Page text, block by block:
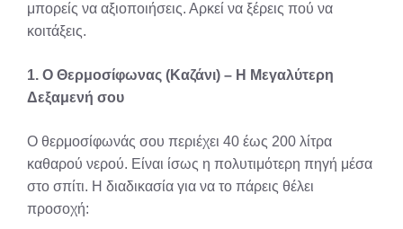
μπορείς να αξιοποιήσεις. Αρκεί να ξέρεις πού να
κοιτάξεις.
1. Ο Θερμοσίφωνας (Καζάνι) – Η Μεγαλύτερη
Δεξαμενή σου
Ο θερμοσίφωνάς σου περιέχει 40 έως 200 λίτρα
καθαρού νερού. Είναι ίσως η πολυτιμότερη πηγή μέσα
στο σπίτι. Η διαδικασία για να το πάρεις θέλει
προσοχή: